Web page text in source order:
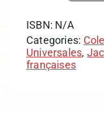
ISBN: N/A
Categories:
Universales,
françaises